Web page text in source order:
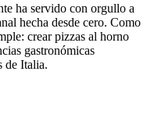
ha servido con orgullo a
hecha desde cero. Como
crear pizzas al horno
gastronómicas
de Italia.